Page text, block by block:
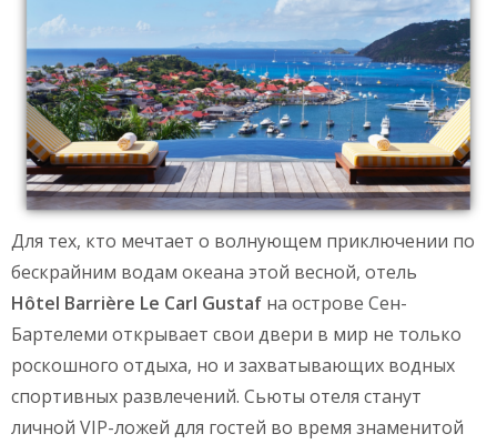
Для тех, кто мечтает о волнующем приключении по
бескрайним водам океана этой весной, отель
Hôtel Barrière Le Carl Gustaf на острове Сен-
Бартелеми открывает свои двери в мир не только
роскошного отдыха, но и захватывающих водных
спортивных развлечений. Сьюты отеля станут
личной VIP-ложей для гостей во время знаменитой